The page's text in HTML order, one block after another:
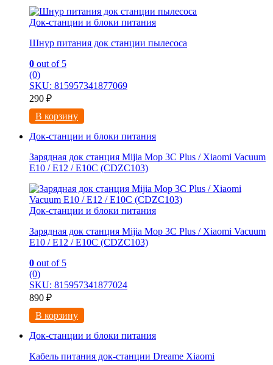
Док-станции и блоки питания
Шнур питания док станции пылесоса
0 out of 5
(0)
SKU: 815957341877069
290 ₽
В корзину
Док-станции и блоки питания
Зарядная док станция Mijia Mop 3C Plus / Xiaomi Vacuum
E10 / E12 / E10C (CDZC103)
Док-станции и блоки питания
Зарядная док станция Mijia Mop 3C Plus / Xiaomi Vacuum
E10 / E12 / E10C (CDZC103)
0 out of 5
(0)
SKU: 815957341877024
890 ₽
В корзину
Док-станции и блоки питания
Кабель питания док-станции Dreame Xiaomi